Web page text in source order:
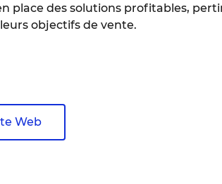
place des solutions profitables,
objectifs de vente.
Web